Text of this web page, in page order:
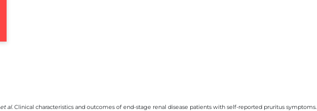
et al. Clinical characteristics and outcomes of end-stage renal disease patients with self-reported pruritus symptoms.